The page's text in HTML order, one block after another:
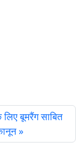
बूमरैंग साबित